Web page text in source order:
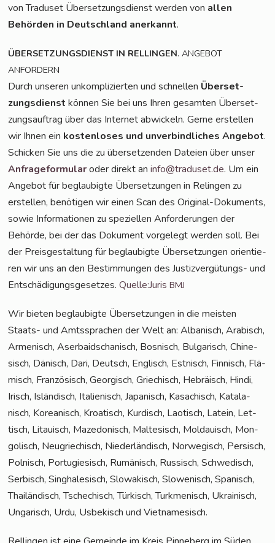
von Tra­du­set Über­set­zungs­dienst wer­den von allen
Behör­den in Deutsch­land aner­kannt.
ÜBERSETZUNGSDIENST IN RELLINGEN.ANGEBOT
ANFORDERN
Durch unse­ren unkom­pli­zier­ten und schnel­len Über­set­
zungs­dienst kön­nen Sie bei uns Ihren gesam­ten Über­set­
zungs­auf­trag über das Inter­net abwi­ckeln. Ger­ne erstel­len
wir Ihnen ein kos­ten­lo­ses und unver­bind­li­ches Ange­bot.
Schi­cken Sie uns die zu über­set­zen­den Datei­en über unser
Anfra­ge­for­mu­laroder direkt aninfo@traduset.de. Um ein
Ange­bot für beglau­big­te Über­set­zun­gen in Relin­gen zu
erstel­len, benö­ti­gen wir einen Scan des Ori­gi­nal-Doku­ments,
sowie Infor­ma­tio­nen zu spe­zi­el­len Anfor­de­run­gen der
Behör­de, bei der das Doku­ment vor­ge­legt wer­den soll. Bei
der Preis­ge­stal­tung für beglau­big­te Über­set­zun­gen ori­en­tie­
ren wir uns an den Bestim­mun­gen des Jus­tiz­ver­gü­tungs- und
Ent­schä­di­gungs­ge­set­zes.Quelle:JurisBMJ
Wir bie­ten beglau­big­te Über­set­zun­gen in die meis­ten
Staats- und Amts­spra­chen der Welt an: Alba­nisch, Ara­bisch,
Arme­nisch, Aser­bai­dscha­nisch, Bos­nisch, Bul­ga­risch, Chi­ne­
sisch, Dänisch, Dari, Deutsch, Eng­lisch, Est­nisch, Fin­nisch, Flä­
misch, Fran­zö­sisch, Geor­gisch, Grie­chisch, Hebrä­isch, Hin­di,
Irisch, Islän­disch, Ita­lie­nisch, Japa­nisch, Kasa­chisch, Kata­la­
nisch, Korea­nisch, Kroa­tisch, Kur­disch, Lao­tisch, Latein, Let­
tisch, Litau­isch, Maze­do­nisch, Mal­te­sisch, Mol­dauisch, Mon­
go­lisch, Neu­grie­chisch, Nie­der­län­disch, Nor­we­gisch, Per­sisch,
Pol­nisch, Por­tu­gie­sisch, Rumä­nisch, Rus­sisch, Schwe­disch,
Ser­bisch, Sin­gha­le­sisch, Slo­wa­kisch, Slo­we­nisch, Spa­nisch,
Thai­län­disch, Tsche­chisch, Tür­kisch, Turk­me­ni­sch, Ukrai­nisch,
Unga­risch, Urdu, Usbe­kisch und Vietnamesisch.